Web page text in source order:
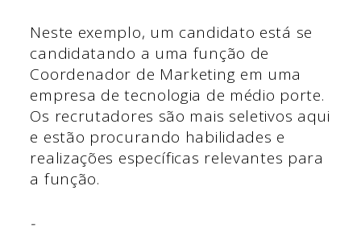
Neste exemplo, um candidato está se
candidatando a uma função de
Coordenador de Marketing em uma
empresa de tecnologia de médio porte.
Os recrutadores são mais seletivos aqui
e estão procurando habilidades e
realizações específicas relevantes para
a função.
-